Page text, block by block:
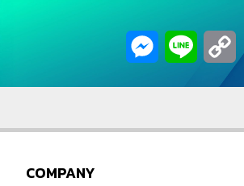
Messenger
Line
COMPANY